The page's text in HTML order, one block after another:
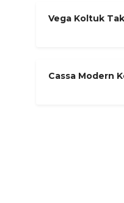
Vega Koltuk
Cassa Modern